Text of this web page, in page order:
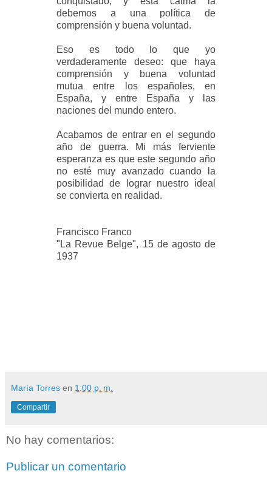
debemos a una política de
comprensión y buena voluntad.
Eso es todo lo que yo
verdaderamente deseo: que haya
comprensión y buena voluntad
mutua entre los españoles, en
España, y entre España y las
naciones del mundo entero.
Acabamos de entrar en el segundo
año de guerra. Mi más ferviente
esperanza es que este segundo año
no esté muy avanzado cuando la
posibilidad de lograr nuestro ideal
se convierta en realidad.
Francisco Franco
"La Revue Belge", 15 de agosto de
1937
María Torres en 1:00 p. m.
Compartir
No hay comentarios:
Publicar un comentario